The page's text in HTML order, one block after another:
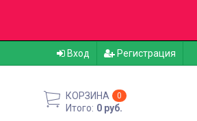
Вход Регистрация
КОРЗИНА 0
Итого: 0 руб.